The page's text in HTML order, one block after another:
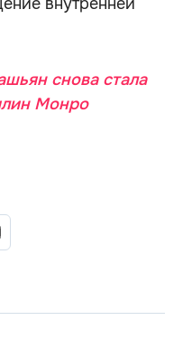
снова стала
Монро